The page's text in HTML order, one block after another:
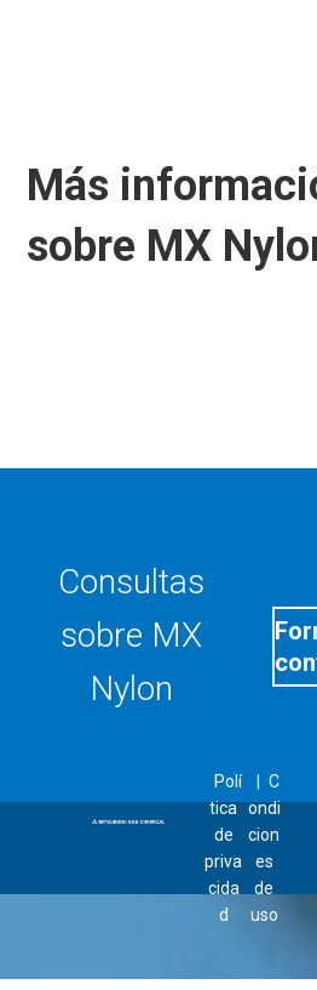
Más
sobre MX
Consultas
sobre MX
Nylon
Polí
tica
de
priva
cida
d
C
ondi
cion
es
de
uso